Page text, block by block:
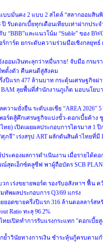
บมั่นคง 2 แบบ 2 สไตล์ “สลากออมสินพิ
รับดอกเบี้ยทุกเดือนเทียบเท่าฝากประ
บ “BBB”และแนวโน้ม “Stable” ของ
การ์ด ยกระดับความร่วมมือเชิงกลยุท
งออมเงินทะลุกว่าหมื่นราย! จับมือ กรม
พตั้งตัว คืนคนดีสู่สังคม
ปีแรก 477 ล้านบาท กระตุ้นเศรษฐกิจผ่
BAM ลุยพื้นที่สำนักงานภูเก็ต มอบนโย
ความยั่งยืน ระดับเอเชีย “AREA
อร์ตสู้ศึกเศรษฐกิจแบ่งขั้ว-ดอกเบี้ยค้าง
ย) เปิดเผยผลประกอบการไตรมาส 1 ปี
จี” เร่งสรุป ART ผลักดันสินค้าไทยที่มี
ระคองผลการดำเนินงาน เมื่อรายได้ดอ
ณ์สุดเอ็กซ์คลูซีฟ พาผู้ถือบัตร SCB
เร่งขยายพอร์ต รองรับอสังหาฯ ฟื้น ค
ทัพผลประกอบการ Q3/69 แกร่ง
ยอดขายครึ่งปีแรก 316 ล้านดอลลาร์สห
Ratio ทะลุ 96.2%
ทยเปิดทำการรับแรงกระแทก "ดอกเบี้
ย้ำวินัยทางการเงิน ชำระหุ้นกู้ครบตาม